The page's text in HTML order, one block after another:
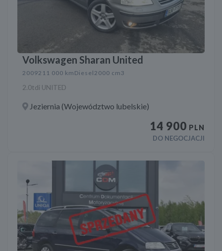
Volkswagen Sharan United
2009211 000 km Diesel2000 cm3
2.0tdi UNITED
Jeziernia (Województwo lubelskie)
14 900 PLN
DO NEGOCJACJI